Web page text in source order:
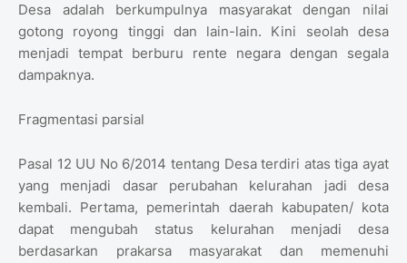
Desa adalah berkumpulnya masyarakat dengan nilai
gotong royong tinggi dan lain-lain. Kini seolah desa
menjadi tempat berburu rente negara dengan segala
dampaknya.
Fragmentasi parsial
Pasal 12 UU No 6/2014 tentang Desa terdiri atas tiga ayat
yang menjadi dasar perubahan kelurahan jadi desa
kembali. Pertama, pemerintah daerah kabupaten/ kota
dapat mengubah status kelurahan menjadi desa
berdasarkan prakarsa masyarakat dan memenuhi